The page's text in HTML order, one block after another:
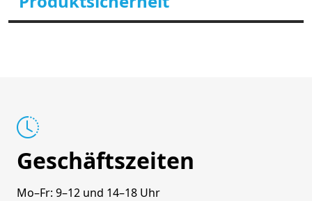
Geschäftszeiten
Mo–Fr: 9–12 und 14–18 Uhr